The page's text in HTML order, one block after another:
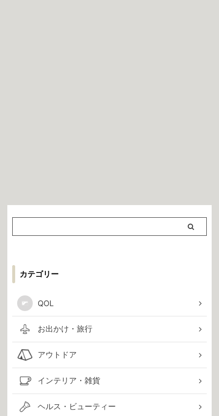
カテゴリー
QOL
お出かけ・旅行
アウトドア
インテリア・雑貨
ヘルス・ビューティー